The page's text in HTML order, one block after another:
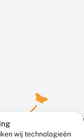
wij technologieën